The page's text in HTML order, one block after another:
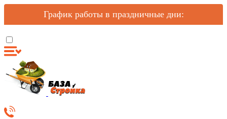
График работы в праздничные дни: